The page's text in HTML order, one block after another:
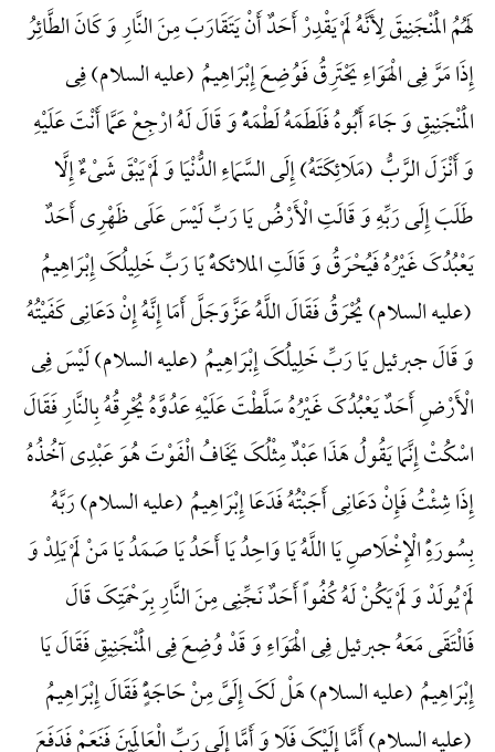
لَهُمُ الْمَنْجَنِیقَ لِأَنَّهُ لَمْ یَقْدِرْ أَحَدٌ أَنْ یَتَقَارَبَ مِنَ النَّارِ وَ کَانَ الطَّائِرُ
إِذَا مَرَّ فِی الْهَوَاءِ یَحْتَرِقُ فَوُضِعَ إِبْرَاهِیمُ (علیه السلام) فِی
الْمَنْجَنِیقِ وَ جَاءَ أَبُوهُ فَلَطَمَهُ لَطْمَهًًْ وَ قَالَ لَهُ ارْجِعْ عَمَّا أَنْتَ عَلَیْهِ
وَ أَنْزَلَ الرَّبُّ (مَلَائِکَتَهُ) إِلَی السَّمَاءِ الدُّنْیَا وَ لَمْ یَبْقَ شَیْءٌ إِلَّا
طَلَبَ إِلَی رَبِّهِ وَ قَالَتِ الْأَرْضُ یَا رَبِّ لَیْسَ عَلَی ظَهْرِی أَحَدٌ
یَعْبُدُکَ غَیْرُهُ فَیُحْرَقُ وَ قَالَتِ الملائکهًْ یَا رَبِّ خَلِیلُکَ إِبْرَاهِیمُ
(علیه السلام) یُحْرَقُ فَقَالَ اللَّهُ عَزَّ‌وَ‌جَلَّ أَمَا إِنَّهُ إِنْ دَعَانِی کَفَیْتُهُ
وَ قَالَ جبرئیل یَا رَبِّ خَلِیلُکَ إِبْرَاهِیمُ (علیه السلام) لَیْسَ فِی
الْأَرْضِ أَحَدٌ یَعْبُدُکَ غَیْرُهُ سَلَّطْتَ عَلَیْهِ عَدُوَّهُ یُحْرِقُهُ بِالنَّارِ فَقَالَ
اسْکُتْ إِنَّمَا یَقُولُ هَذَا عَبْدٌ مِثْلُکَ یَخَافُ الْفَوْتَ هُوَ عَبْدِی آخُذُهُ
إِذَا شِئْتُ فَإِنْ دَعَانِی أَجَبْتُهُ فَدَعَا إِبْرَاهِیمُ (علیه السلام) رَبَّهُ
بِسُورَهًِْ الْإِخْلَاصِ یَا اللَّهُ یَا وَاحِدُ یَا أَحَدُ یَا صَمَدُ یَا مَنْ لَمْ یَلِدْ وَ
لَمْ یُولَدْ وَ لَمْ یَکُنْ لَهُ کُفُواً أَحَدٌ نَجِّنِی مِنَ النَّارِ بِرَحْمَتِکَ قَالَ
فَالْتَقَی مَعَهُ جبرئیل فِی الْهَوَاءِ وَ قَدْ وُضِعَ فِی الْمَنْجَنِیقِ فَقَالَ یَا
إِبْرَاهِیمُ (علیه السلام) هَلْ لَکَ إِلَیَّ مِنْ حَاجَهًٍْ فَقَالَ إِبْرَاهِیمُ